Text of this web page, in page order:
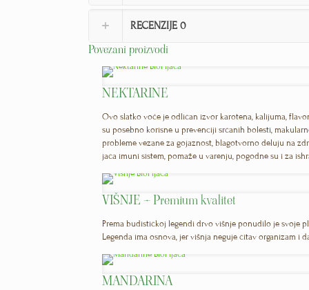
RECENZIJE 0
Povezani proizvodi
NEKTARINE
Ovo slatko voće je odličan izvor karotena, kalijuma,
su posebno korisne u prevenciji srčanih bolesti,
probleme vezane za gojaznost, blagotvorno deluju na
jača imuni sistem, pomaže u varenju, pogodne su i za
VIŠNJE – Premium kvalitet
Prema budističkoj legendi drvo višnje ponudilo je svoje
Legenda ima osnova, jer višnja neguje čitav organizam i
MANDARINA